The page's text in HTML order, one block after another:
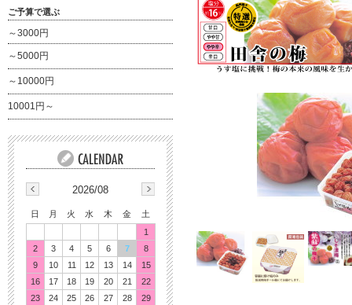
ご予算で選ぶ
～3000円
～5000円
～10000円
10001円～
2026/08
日 月 火 水 木 金
土
1
2
3 4 5 6 7
8
9
10 11 12 13 14
15
16
17 18 19 20 21
22
23
24 25 26 27 28
29